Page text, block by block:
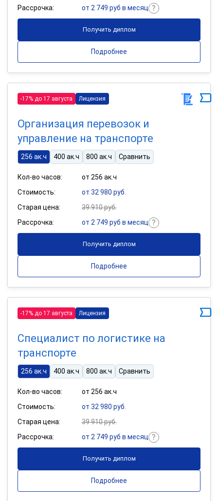
Рассрочка:
от 2 749 руб в месяц
Получить диплом
Подробнее
-17% до 17 августа Лицензия
Организация перевозок и
управление на транспорте
256 ак.ч 400 ак.ч 800 ак.ч Сравнить
Кол-во часов:
от 256 ак.ч
Стоимость:
от 32 980 руб.
Старая цена:
39 910 руб.
Рассрочка:
от 2 749 руб в месяц
Получить диплом
Подробнее
-17% до 17 августа Лицензия
Специалист по логистике на
транспорте
256 ак.ч 400 ак.ч 800 ак.ч Сравнить
Кол-во часов:
от 256 ак.ч
Стоимость:
от 32 980 руб.
Старая цена:
39 910 руб.
Рассрочка:
от 2 749 руб в месяц
Получить диплом
Подробнее